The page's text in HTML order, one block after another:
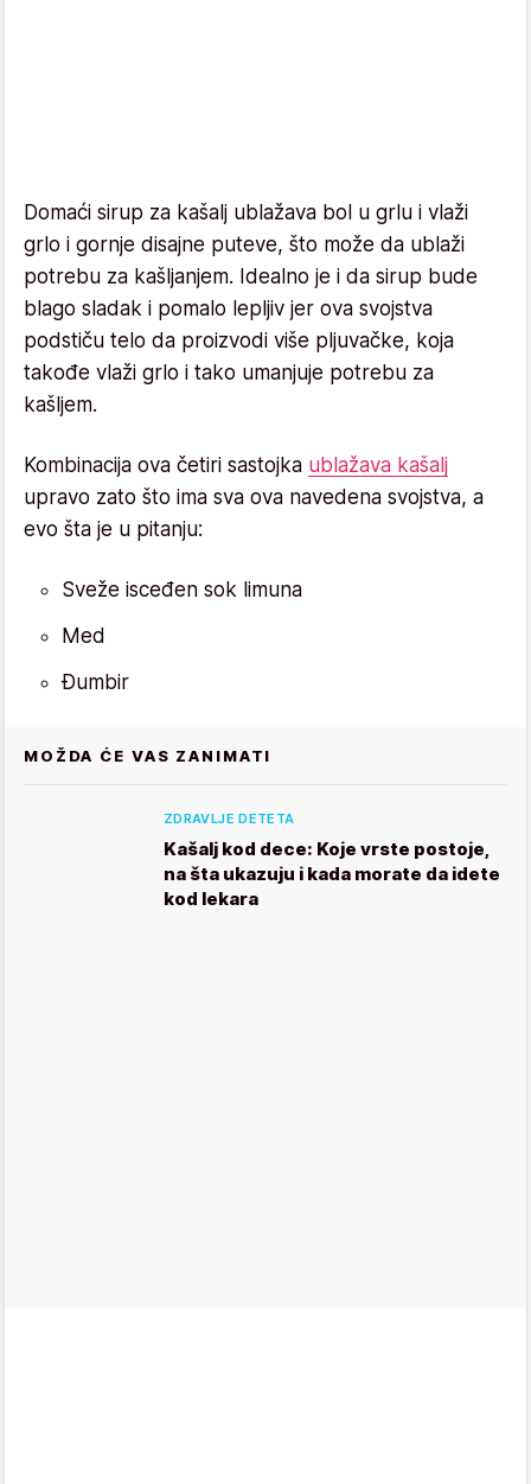
Domaći sirup za kašalj ublažava bol u grlu i vlaži
grlo i gornje disajne puteve, što može da ublaži
potrebu za kašljanjem. Idealno je i da sirup bude
blago sladak i pomalo lepljiv jer ova svojstva
podstiču telo da proizvodi više pljuvačke, koja
takođe vlaži grlo i tako umanjuje potrebu za
kašljem.
Kombinacija ova četiri sastojka ublažava kašalj
upravo zato što ima sva ova navedena svojstva, a
evo šta je u pitanju:
Sveže isceđen sok limuna
Med
Đumbir
MOŽDA ĆE VAS ZANIMATI
ZDRAVLJE DETETA
Kašalj kod dece: Koje vrste postoje,
na šta ukazuju i kada morate da idete
kod lekara